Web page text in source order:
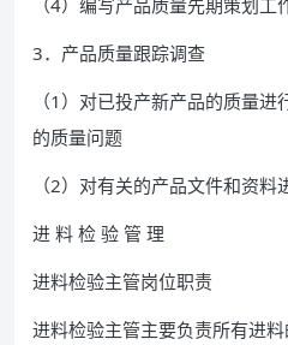
（4）编写产品质量先期策划工
3．产品质量跟踪调查
（1）对已投产新产品的质量
的质量问题
（2）对有关的产品文件和资
进 料 检 验 管 理
进料检验主管岗位职责
进料检验主管主要负责所有进